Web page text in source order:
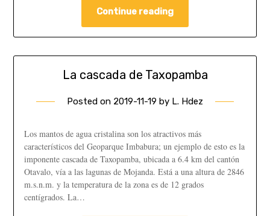
Continue reading
La cascada de Taxopamba
Posted on 2019-11-19 by L. Hdez
Los mantos de agua cristalina son los atractivos más
característicos del Geoparque Imbabura; un ejemplo de esto es la
imponente cascada de Taxopamba, ubicada a 6.4 km del cantón
Otavalo, vía a las lagunas de Mojanda. Está a una altura de 2846
m.s.n.m. y la temperatura de la zona es de 12 grados
centígrados. La…